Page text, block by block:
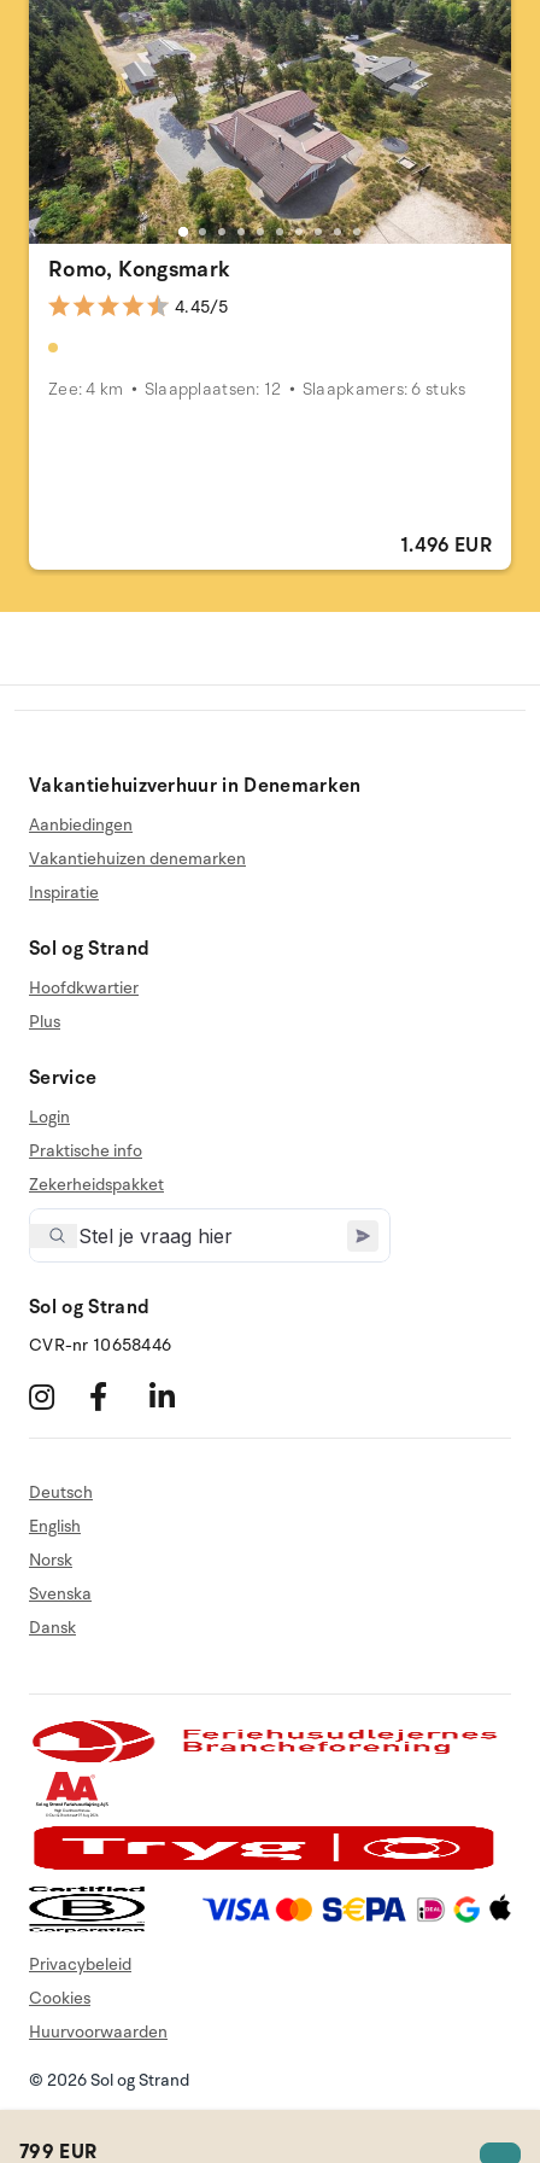
799 EUR
Romo, Kongsmark
4.45/5
Zee: 4 km Slaapplaatsen: 12 Slaapkamers: 6 stuks
1.496 EUR
Vakantiehuizverhuur in Denemarken
Aanbiedingen
Vakantiehuizen denemarken
Inspiratie
Sol og Strand
Hoofdkwartier
Plus
Service
Login
Praktische info
Zekerheidspakket
Sol og Strand
CVR-nr 10658446
Deutsch
English
Norsk
Svenska
Dansk
© 2026 Sol og Strand
Privacybeleid
Cookies
Huurvoorwaarden